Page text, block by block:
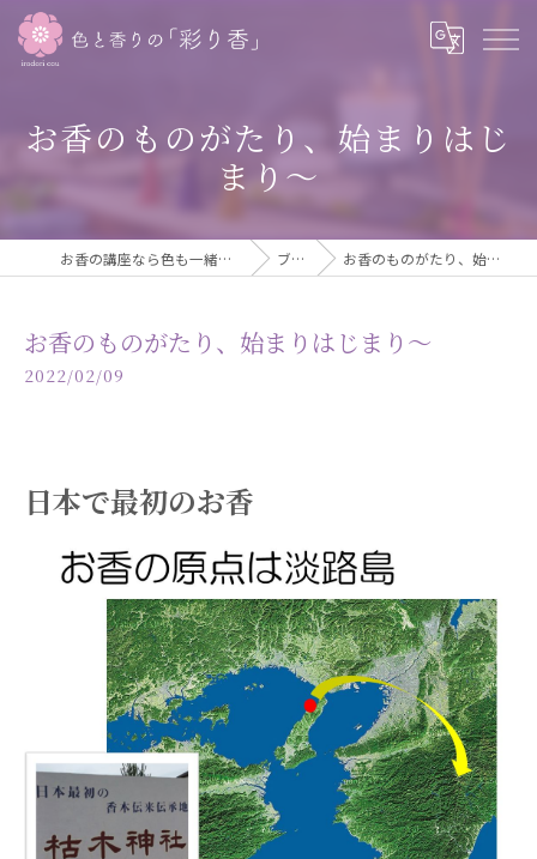
お香のものがたり、始まりはじ
まり～
お香の講座なら色も一緒に学べる彩り香 ブログ お香のものがたり、始まりはじまり～
お香のものがたり、始まりはじまり～
2022/02/09
日本で最初のお香